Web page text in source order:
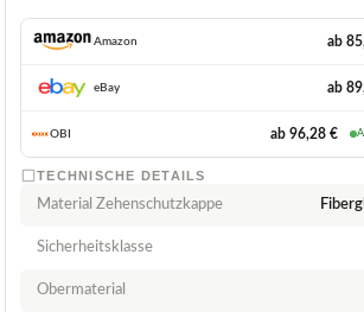
Amazon ab
eBay ab
OBI ab 96,28 €
TECHNISCHE DETAILS
Material Zehenschutzkappe
Sicherheitsklasse
Obermaterial